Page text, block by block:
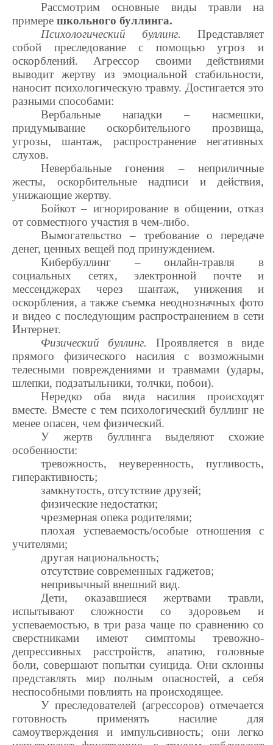
Рассмотрим основные виды травли на
примере школьного буллинга.
Психологический буллинг. Представляет
собой преследование с помощью угроз и
оскорблений. Агрессор своими действиями
выводит жертву из эмоциальной стабильности,
наносит психологическую травму. Достигается это
разными способами:
Вербальные нападки – насмешки,
придумывание оскорбительного прозвища,
угрозы, шантаж, распространение негативных
слухов.
Невербальные гонения – неприличные
жесты, оскорбительные надписи и действия,
унижающие жертву.
Бойкот – игнорирование в общении, отказ
от совместного участия в чем-либо.
Вымогательство – требование о передаче
денег, ценных вещей под принуждением.
Кибербуллинг – онлайн-травля в
социальных сетях, электронной почте и
мессенджерах через шантаж, унижения и
оскорбления, а также съемка неоднозначных фото
и видео с последующим распространением в сети
Интернет.
Физический буллинг. Проявляется в виде
прямого физического насилия с возможными
телесными повреждениями и травмами (удары,
шлепки, подзатыльники, толчки, побои).
Нередко оба вида насилия происходят
вместе. Вместе с тем психологический буллинг не
менее опасен, чем физический.
У жертв буллинга выделяют схожие
особенности:
тревожность, неуверенность, пугливость,
гиперактивность;
замкнутость, отсутствие друзей;
физические недостатки;
чрезмерная опека родителями;
плохая успеваемость/особые отношения с
учителями;
другая национальность;
отсутствие современных гаджетов;
непривычный внешний вид.
Дети, оказавшиеся жертвами травли,
испытывают сложности со здоровьем и
успеваемостью, в три раза чаще по сравнению со
сверстниками имеют симптомы тревожно-
депрессивных расстройств, апатию, головные
боли, совершают попытки суицида. Они склонны
представлять мир полным опасностей, а себя
неспособными повлиять на происходящее.
У преследователей (агрессоров) отмечается
готовность применять насилие для
самоутверждения и импульсивность; они легко